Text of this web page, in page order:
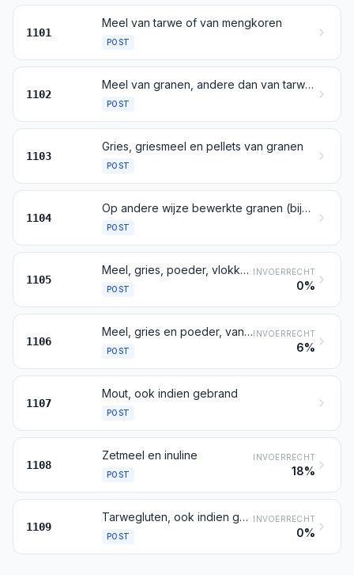
1101
Meel van tarwe of van mengkoren
POST
1102
Meel van granen, andere dan van tarwe of van mengkoren
POST
1103
Gries, griesmeel en pellets van granen
POST
1104
Op andere wijze bewerkte granen (bijvoorbeeld gepeld, geplet, in vlokken, gepareld, gesneden of gebroken), andere dan rijst bedoeld bij post 1006; graankiemen, ook indien geplet, in vlokken of gemalen
POST
1105
Meel, gries, poeder, vlokken, korrels en pellets, van aardappelen
POST
INVOERRECHT
0%
1106
Meel, gries en poeder, van gedroogde zaden van peulgroenten bedoeld bij post 0713, van sago en van wortels of knollen bedoeld bij post 0714 en van vruchten bedoeld bij hoofdstuk 8
POST
INVOERRECHT
6%
1107
Mout, ook indien gebrand
POST
1108
Zetmeel en inuline
POST
INVOERRECHT
18%
1109
Tarwegluten, ook indien gedroogd
POST
INVOERRECHT
0%